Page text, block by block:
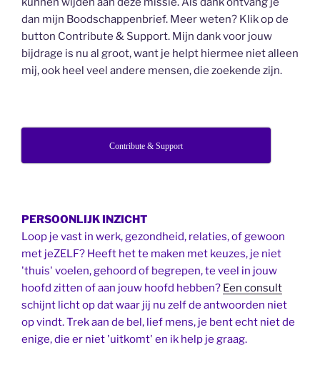
dan mijn Boodschappenbrief. Meer weten? Klik op de
button Contribute & Support. Mijn dank voor jouw
bijdrage is nu al groot, want je helpt hiermee niet alleen
mij, ook heel veel andere mensen, die zoekende zijn.
Contribute & Support
PERSOONLIJK INZICHT
Loop je vast in werk, gezondheid, relaties, of gewoon
met jeZELF? Heeft het te maken met keuzes, je niet
'thuis' voelen, gehoord of begrepen, te veel in jouw
hoofd zitten of aan jouw hoofd hebben? Een consult
schijnt licht op dat waar jij nu zelf de antwoorden niet
op vindt. Trek aan de bel, lief mens, je bent echt niet de
enige, die er niet 'uitkomt' en ik help je graag.